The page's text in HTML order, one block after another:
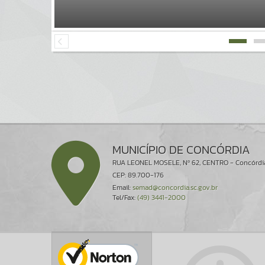
MUNICÍPIO DE CONCÓRDIA
RUA LEONEL MOSELE, Nº 62, CENTRO -
CEP: 89.700-176
Email:semad@concordia.sc.gov.br
Tel/Fax:(49) 3441-2000